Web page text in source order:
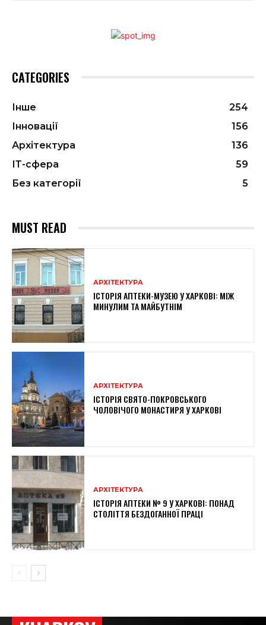
CATEGORIES
Інше
254
Інновації
156
Архітектура
136
ІТ-сфера
59
Без категорії
5
MUST READ
АРХІТЕКТУРА
ІСТОРІЯ АПТЕКИ-МУЗЕЮ У ХАРКОВІ: МІЖ
МИНУЛИМ ТА МАЙБУТНІМ
АРХІТЕКТУРА
ІСТОРІЯ СВЯТО-ПОКРОВСЬКОГО
ЧОЛОВІЧОГО МОНАСТИРЯ У ХАРКОВІ
АРХІТЕКТУРА
ІСТОРІЯ АПТЕКИ № 9 У ХАРКОВІ: ПОНАД
СТОЛІТТЯ БЕЗДОГАННОЇ ПРАЦІ